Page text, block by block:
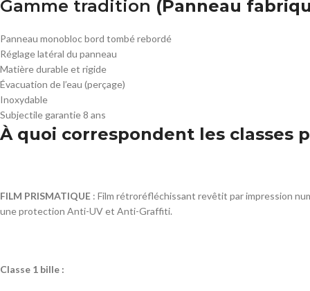
Gamme tradition (Panneau
Panneau monobloc bord tombé rebordé
Réglage latéral du panneau
Matière durable et rigide
Évacuation de l’eau (perçage)
Inoxydable
Subjectile garantie 8 ans
À quoi correspondent les classes
FILM PRISMATIQUE : Film rétroréfléchissant revêtit par impression
une protection Anti-UV et Anti-Graffiti.
Classe 1 bille :